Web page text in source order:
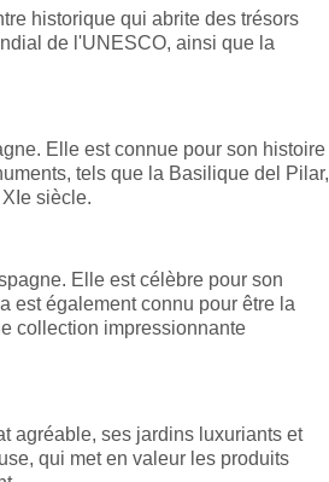
historique qui abrite des trésors
de l'UNESCO, ainsi que la
Elle est connue pour son histoire
tels que la Basilique del Pilar,
siècle.
Elle est célèbre pour son
est également connu pour être la
collection impressionnante
agréable, ses jardins luxuriants et
qui met en valeur les produits